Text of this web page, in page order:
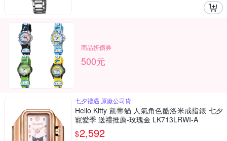
商品折價券
500元
七夕禮遇 原廠公司貨
Hello Kitty 凱蒂貓 人氣角色酷洛米戒指錶 七夕
寵愛季 送禮推薦-玫瑰金 LK713LRWI-A
$2,592